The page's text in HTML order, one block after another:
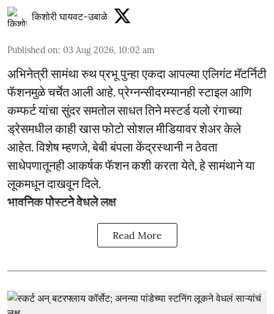
किशोरी घायवट-उबाळे
Published on: 03 Aug 2026, 10:02 am
अभिनेत्री सामंथा रुथ प्रभू पुन्हा एकदा आपल्या एलिगंट मॅटर्निटी
फॅशनमुळे चर्चेत आली आहे. प्रेग्नन्सीदरम्यानही स्टाइल आणि
कम्फर्ट यांचा सुंदर समतोल साधत तिने मस्टर्ड यलो रंगाच्या
ड्रेसमधील काही खास फोटो सोशल मीडियावर शेअर केले
आहेत. विशेष म्हणजे, बेबी बंपला केंद्रस्थानी न ठेवता
साधेपणातूनही आकर्षक फॅशन कशी करता येते, हे सामंथाने या
लूकमधून दाखवून दिले.
भावनिक पोस्टने वेधले लक्ष
Read More